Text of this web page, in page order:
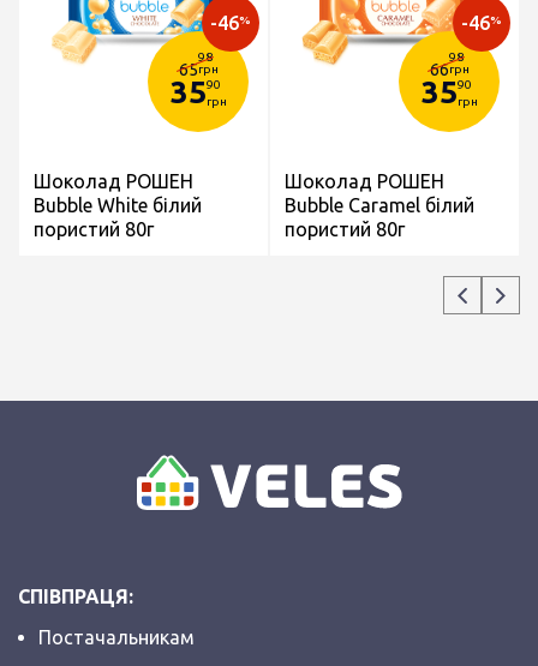
65
98
грн
3590
грн
-46%
Шоколад РОШЕН
Bubble White білий
пористий 80г
66
98
грн
3590
грн
-46%
Шоколад РОШЕН
Bubble Caramel білий
пористий 80г
СПІВПРАЦЯ:
Постачальникам